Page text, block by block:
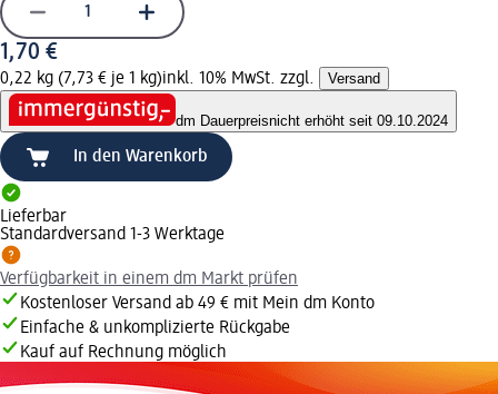
1,70 €
0,22 kg (7,73 € je 1 kg)inkl. 10% MwSt. zzgl. Versand
dm Dauerpreisnicht erhöht seit 09.10.2024
In den Warenkorb
Lieferbar
Standardversand 1-3 Werktage
Verfügbarkeit in einem dm Markt prüfen
Kostenloser Versand ab 49 € mit Mein dm Konto
Einfache & unkomplizierte Rückgabe
Kauf auf Rechnung möglich